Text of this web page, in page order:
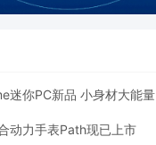
迷你PC新品 小身材大能量
动力手表Path现已上市